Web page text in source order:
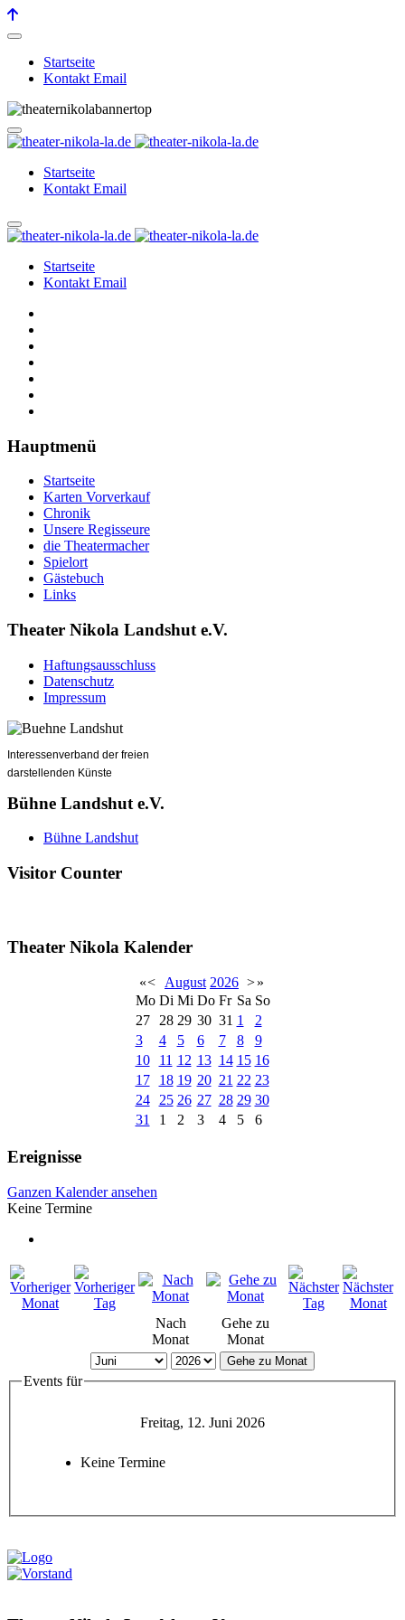
Startseite
Kontakt Email
Startseite
Kontakt Email
Startseite
Kontakt Email
Hauptmenü
Startseite
Karten Vorverkauf
Chronik
Unsere Regisseure
die Theatermacher
Spielort
Gästebuch
Links
Theater Nikola Landshut e.V.
Haftungsausschluss
Datenschutz
Impressum
Interessenverband der freien
darstellenden Künste
Bühne Landshut e.V.
Bühne Landshut
Visitor Counter
Theater Nikola Kalender
«< August 2026 >»
Mo Di Mi Do Fr Sa So
27
28 29 30 31 1
2
3
4 5 6 7 8
9
10
11 12 13 14 15 16
17
18 19 20 21 22 23
24
25 26 27 28 29 30
31
1 2 3 4 5 6
Ereignisse
Ganzen Kalender ansehen
Keine Termine
Nach
Monat
Gehe zu
Monat
Gehe zu Monat
Events für
Freitag, 12. Juni 2026
Keine Termine